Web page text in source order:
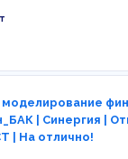
| Синергия |
| На отлично!